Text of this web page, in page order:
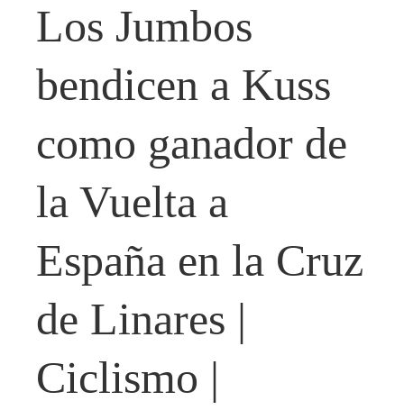
Los Jumbos
bendicen a Kuss
como ganador de
la Vuelta a
España en la Cruz
de Linares |
Ciclismo |